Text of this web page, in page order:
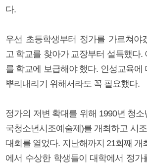
다.
우선 초등학생부터 정가를 가르쳐야
고 학교를 찾아가 교장부터 설득했다.
를 학교에 보급해야 했다. 인성교육에
뿌리내리기 위해서라도 꼭 필요했다.
정가의 저변 확대를 위해 1990년 청
국청소년시조예술제)를 개최하고 시
대회를 열었다. 지난해까지 21회째 개
에서 수상한 학생들이 대학에서 정가